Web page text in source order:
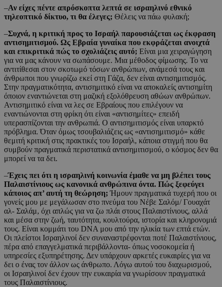
–Αν είχες πέντε απρόσκοπτα λεπτά σε ισραηλινό εθνικό
τηλεοπτικό δίκτυο, τι θα έλεγες; Θέλεις να πάω φυλακή;
–Συχνά, η κριτική προς το Ισραήλ παρουσιάζεται ως έκφραση
αντισημιτισμού. Ως Εβραία γυναίκα που εκφράζεται ανοιχτά
και επικριτικά πώς το σχολιάζεις αυτό; Είναι μια χειραγώγηση
για να μας κάνουν να σωπάσουμε. Μια μέθοδος φίμωσης. Το να
αντιτίθεσαι στον σκοτωμό τόσων ανθρώπων, ανάμεσά τους και
άνθρωποι που γνωρίζω εκεί στη Γάζα, δεν είναι αντισημιτισμός.
Στην πραγματικότητα, αντισημιτικό είναι να αποκαλείς αντισημίτη
όποιον εναντιώνεται στη μαζική εξολόθρευση αθώων ανθρώπων.
Αντισημιτικό είναι να λες σε Εβραίους που επιλέγουν να
εναντιώνονται στη φρίκη ότι είναι «αντισημίτες» επειδή
υπερασπίζονται την ανθρωπιά. Ο αντισημιτισμός είναι υπαρκτό
πρόβλημα. Όταν όμως τσουβαλιάζεις ως «αντισημιτισμό» κάθε
θεμιτή κριτική στις πρακτικές του Ισραήλ, κάποια στιγμή που θα
συμβούν πραγματικά περιστατικά αντισημιτισμού, ο κόσμος δεν θα
μπορεί να τα δει.
–Έχεις πει ότι η ισραηλινή κοινωνία έμαθε να μη βλέπει τους
Παλαιστίνιους ως κανονικά ανθρώπινα όντα. Πώς ξεφεύγει
κάποιος απ’ αυτή τη θεώρηση; Ήμουν πραγματικά τυχερή που οι
γονείς μου με μεγάλωσαν στο πνεύμα του Νέβε Σαλόμ/ Γουαχάτ
αλ- Σαλάμ, όχι απλώς για να ζω πλάι στους Παλαιστίνιους, αλλά
και μέσα στην ζωή, ταυτότητα, κουλτούρα, ιστορία και κληρονομιά
τους. Είναι κομμάτι του DNA μου από την ηλικία των επτά ετών.
Οι πλείστοι Ισραηλινοί δεν συναναστρέφονται ποτέ Παλαιστίνιους,
πέρα από επαγγελματικά περιβάλλοντα- όπως νοσοκομεία ή
υπηρεσίες εξυπηρέτησης. Δεν υπάρχουν αρκετές ευκαιρίες για να
δει ο ένας τον άλλον ως άνθρωπο. Λόγω αυτού του διαχωρισμού,
οι Ισραηλινοί δεν έχουν την ευκαιρία να γνωρίσουν πραγματικά
τους Παλαιστίνιους.